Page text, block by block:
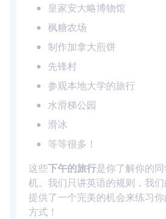
皇家安大略博物馆
枫糖农场
制作加拿大煎饼
先锋村
参观本地大学的旅行
水滑梯公园
滑冰
等等很多！
这些下午的旅行是你了解你的
机。我们只讲英语的规则，我
提供了一个完美的机会来练习
方式！